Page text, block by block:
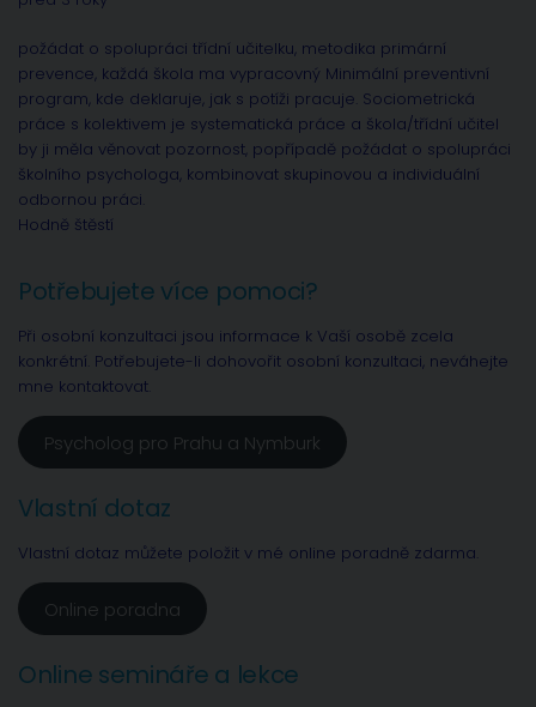
požádat o spolupráci třídní učitelku, metodika primární
prevence, každá škola ma vypracovný Minimální preventivní
program, kde deklaruje, jak s potíži pracuje. Sociometrická
práce s kolektivem je systematická práce a škola/třídní učitel
by ji měla věnovat pozornost, popřípadě požádat o spolupráci
školního psychologa, kombinovat skupinovou a individuální
odbornou práci.
Hodně štěstí
Potřebujete více pomoci?
Při osobní konzultaci jsou informace k Vaší osobě zcela
konkrétní. Potřebujete-li dohovořit osobní konzultaci, neváhejte
mne kontaktovat.
Psycholog pro Prahu a Nymburk
Vlastní dotaz
Vlastní dotaz můžete položit v mé online poradně zdarma.
Online poradna
Online semináře a lekce